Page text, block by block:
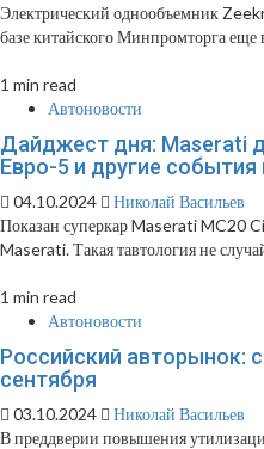
Электрический однообъемник
базе китайского Минпромторга
1 min read
Автоновости
Дайджест дня: Maserati
Евро-5 и другие события
04.10.2024
Николай Васильев
Показан суперкар Maserati MC20
Maserati. Такая тавтология не
1 min read
Автоновости
Российский авторынок:
сентября
03.10.2024
Николай Васильев
В преддверии повышения